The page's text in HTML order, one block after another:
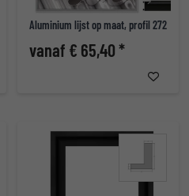
Aluminium lijst op maat, profil 272
vanaf € 65,40 *